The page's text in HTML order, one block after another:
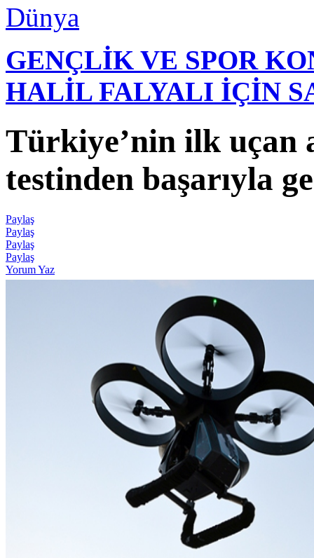
Dünya
GENÇLİK VE SPOR
HALİL FALYALI İÇİN
Türkiye’nin ilk uçan
testinden başarıyla
Paylaş
Paylaş
Paylaş
Paylaş
Yorum Yaz